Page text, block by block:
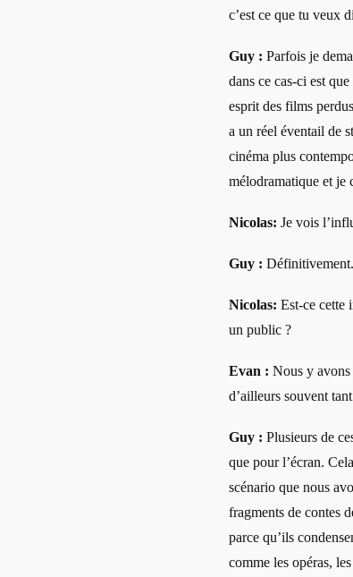
c’est ce que tu veux
Guy : Parfois je
dans ce cas-ci est
esprit des films
a un réel éventail de
cinéma plus
mélodramatique et je
Nicolas: Je vois
Guy : Définitivement.
Nicolas: Est-ce cette
un public ?
Evan : Nous y avons
d’ailleurs souvent
Guy : Plusieurs de
que pour l’écran.
scénario que nous
fragments de contes
parce qu’ils
comme les opéras,